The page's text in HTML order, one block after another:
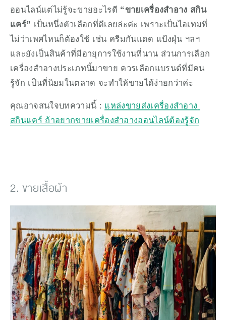
ออนไลน์แต่ไม่รู้จะขายอะไรดี “ขายเครื่องสำอาง สกิน
แคร์” เป็นหนึ่งตัวเลือกที่ดีเลยล่ะค่ะ เพราะเป็นไอเทมที่
ไม่ว่าเพศไหนก็ต้องใช้ เช่น ครีมกันแดด แป้งฝุ่น ฯลฯ
และยังเป็นสินค้าที่มีอายุการใช้งานที่นาน ส่วนการเลือก
เครื่องสำอางประเภทนี้มาขาย ควรเลือกแบรนด์ที่มีคน
รู้จัก เป็นที่นิยมในตลาด จะทำให้ขายได้ง่ายกว่าค่ะ
คุณอาจสนใจบทความนี้ : แหล่งขายส่งเครื่องสำอาง
สกินแคร์ ถ้าอยากขายเครื่องสำอางออนไลน์ต้องรู้จัก
2. ขายเสื้อผ้า